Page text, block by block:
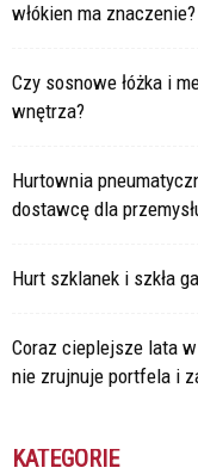
włókien ma znaczenie?
Czy sosnowe łóżka i
wnętrza?
Hurtownia
dostawcę dla
Hurt szklanek i szkła
Coraz cieplejsze lata
nie zrujnuje portfela i
KATEGORIE